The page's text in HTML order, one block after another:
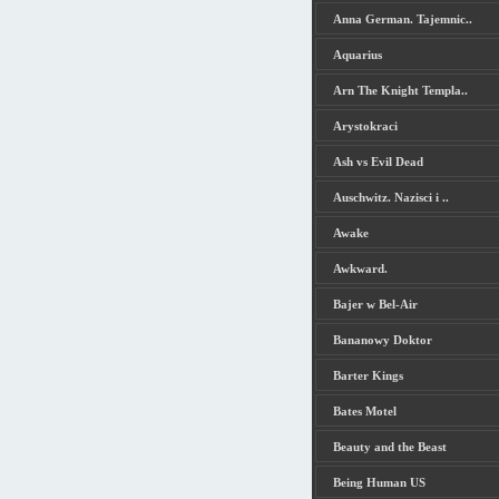
Anna German. Tajemnic..
Aquarius
Arn The Knight Templa..
Arystokraci
Ash vs Evil Dead
Auschwitz. Nazisci i ..
Awake
Awkward.
Bajer w Bel-Air
Bananowy Doktor
Barter Kings
Bates Motel
Beauty and the Beast
Being Human US